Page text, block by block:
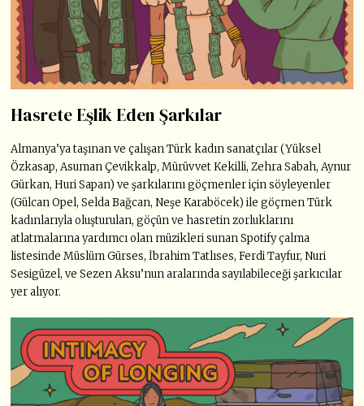
Hasrete Eşlik Eden Şarkılar
Almanya’ya taşınan ve çalışan Türk kadın sanatçılar (Yüksel
Özkasap, Asuman Çevikkalp, Mürüvvet Kekilli, Zehra Sabah, Aynur
Gürkan, Huri Sapan) ve şarkılarını göçmenler için söyleyenler
(Gülcan Opel, Selda Bağcan, Neşe Karaböcek) ile göçmen Türk
kadınlarıyla oluşturulan, göçün ve hasretin zorluklarını
atlatmalarına yardımcı olan müzikleri sunan Spotify çalma
listesinde Müslüm Gürses, İbrahim Tatlıses, Ferdi Tayfur, Nuri
Sesigüzel, ve Sezen Aksu’nun aralarında sayılabileceği şarkıcılar
yer alıyor.